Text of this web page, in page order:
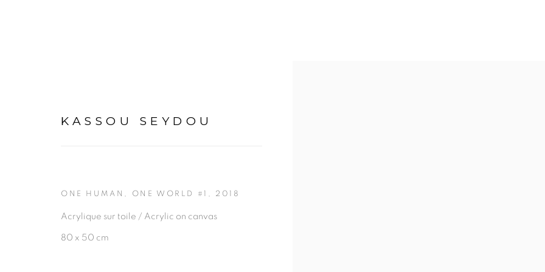
KASSOU SEYDOU
ONE HUMAN, ONE WORLD #1 , 2018
Acrylique sur toile / Acrylic on canvas
80 x 50 cm